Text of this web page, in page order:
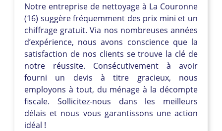
Notre entreprise de nettoyage à La Couronne
(16) suggère fréquemment des prix mini et un
chiffrage gratuit. Via nos nombreuses années
d’expérience, nous avons conscience que la
satisfaction de nos clients se trouve la clé de
notre réussite. Consécutivement à avoir
fourni un devis à titre gracieux, nous
employons à tout, du ménage à la décompte
fiscale. Sollicitez-nous dans les meilleurs
délais et nous vous garantissons une action
idéal !